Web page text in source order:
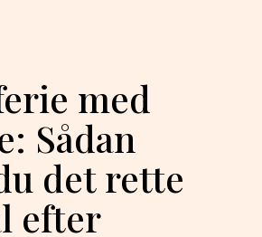
med
Sådan
det rette
efter